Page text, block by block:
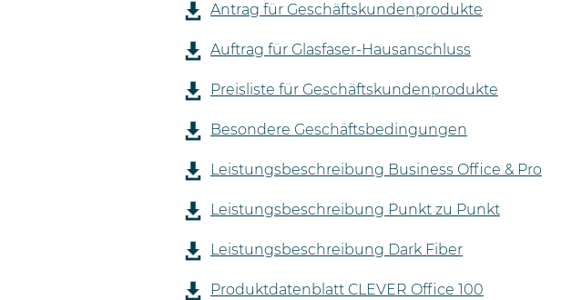
Antrag für Geschäftskundenprodukte
Auftrag für Glasfaser-Hausanschluss
Preisliste für Geschäftskundenprodukte
Besondere Geschäftsbedingungen
Leistungsbeschreibung Business Office & Pro
Leistungsbeschreibung Punkt zu Punkt
Leistungsbeschreibung Dark Fiber
Produktdatenblatt CLEVER Office 100